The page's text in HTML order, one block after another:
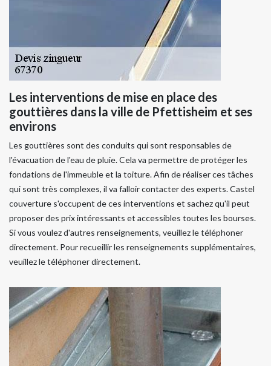
Les interventions de mise en place des
gouttières dans la ville de Pfettisheim et ses
environs
Les gouttières sont des conduits qui sont responsables de
l'évacuation de l'eau de pluie. Cela va permettre de protéger les
fondations de l'immeuble et la toiture. Afin de réaliser ces tâches
qui sont très complexes, il va falloir contacter des experts. Castel
couverture s'occupent de ces interventions et sachez qu'il peut
proposer des prix intéressants et accessibles toutes les bourses.
Si vous voulez d'autres renseignements, veuillez le téléphoner
directement. Pour recueillir les renseignements supplémentaires,
veuillez le téléphoner directement.